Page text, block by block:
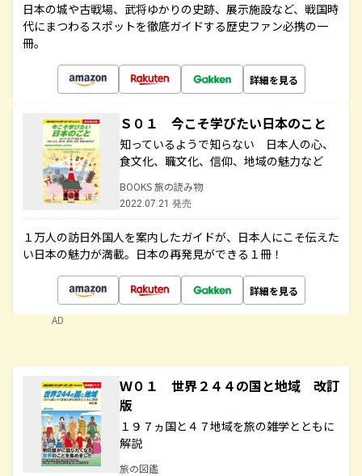
日本の城や古戦場、武将ゆかりの史跡、展示施設など、戦国時
代にまつわるスポットを徹底ガイドする歴史ファン必携の一
冊。
詳細を見る
Ｓ０１ 今こそ学びたい日本のこと
知っているようで知らない 日本人の心、
食文化、職文化、信仰、地域の魅力など
BOOKS 旅の読み物
2022.07.21 発売
１万人の訪日外国人を案内したガイドが、日本人にこそ伝えた
い日本の魅力が満載。日本の再発見ができる１冊！
詳細を見る
AD
Ｗ０１ 世界２４４の国と地域 改訂
版
１９７ヵ国と４７地域を旅の雑学とともに
解説
旅の図鑑